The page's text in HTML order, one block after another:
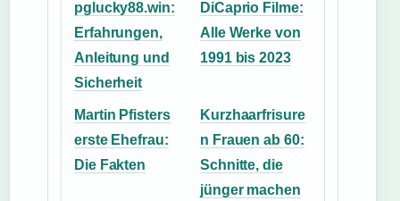
pglucky88.win:
Erfahrungen,
Anleitung und
Sicherheit
DiCaprio Filme:
Alle Werke von
1991 bis 2023
Martin Pfisters
erste Ehefrau:
Die Fakten
Kurzhaarfrisure
n Frauen ab 60:
Schnitte, die
jünger machen